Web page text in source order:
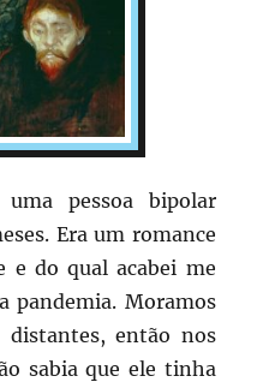
pessoa bipolar
Era um romance
e do qual acabei me
pandemia. Moramos
distantes, então nos
sabia que ele tinha